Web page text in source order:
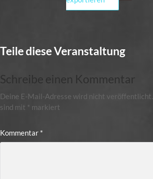
Teile diese Veranstaltung
Schreibe einen Kommentar
Deine E-Mail-Adresse wird nicht veröffentlicht.
sind mit * markiert
Kommentar *